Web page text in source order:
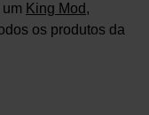
King Mod ,
os produtos da